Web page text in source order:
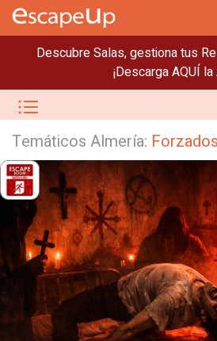
Descubre Salas, gestiona tus
¡Descarga AQUÍ
Temáticos Almería: